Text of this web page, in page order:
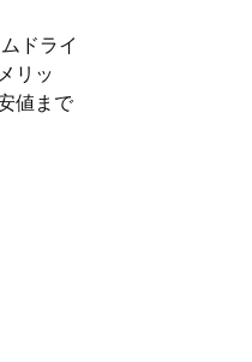
ドライ
リッ
値まで